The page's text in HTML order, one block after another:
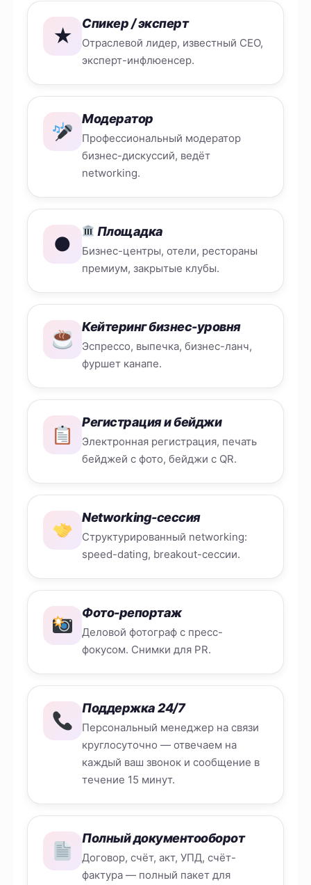
★
Спикер / эксперт
Отраслевой лидер, известный CEO,
эксперт-инфлюенсер.
Модератор
Профессиональный модератор
бизнес-дискуссий, ведёт
networking.
●
Площадка
Бизнес-центры, отели, рестораны
премиум, закрытые клубы.
Кейтеринг бизнес-уровня
Эспрессо, выпечка, бизнес-ланч,
фуршет канапе.
Регистрация и бейджи
Электронная регистрация, печать
бейджей с фото, бейджи с QR.
Networking-сессия
Структурированный networking:
speed-dating, breakout-сессии.
Фото-репортаж
Деловой фотограф с пресс-
фокусом. Снимки для PR.
Поддержка 24/7
Персональный менеджер на связи
круглосуточно — отвечаем на
каждый ваш звонок и сообщение в
течение 15 минут.
Полный документооборот
Договор, счёт, акт, УПД, счёт-
фактура — полный пакет для